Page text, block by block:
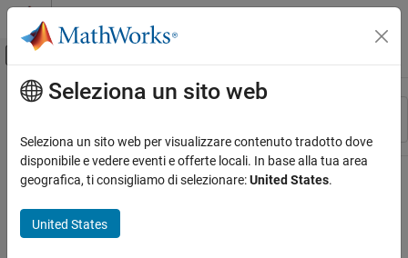
Vai al contenuto
Attiva/disattiva menu di navigazione
Risorsa
Stato
Contenuto principale
Seleziona un sito web
Seleziona un sito web per visualizzare contenuto tradotto dove
disponibile e vedere eventi e offerte locali. In base alla tua area
geografica, ti consigliamo di selezionare:United States.
United States